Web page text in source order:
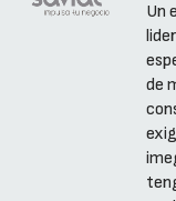
Un
de